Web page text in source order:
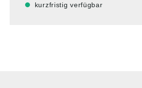
kurzfristig verfügbar